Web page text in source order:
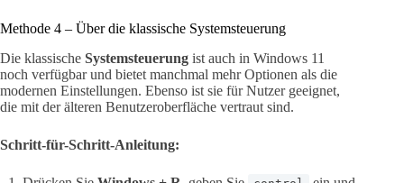
Methode 4 – Über die klassische Systemsteuerung
Die klassische Systemsteuerung ist auch in Windows 11
noch verfügbar und bietet manchmal mehr Optionen als die
modernen Einstellungen. Ebenso ist sie für Nutzer geeignet,
die mit der älteren Benutzeroberfläche vertraut sind.
Schritt-für-Schritt-Anleitung: